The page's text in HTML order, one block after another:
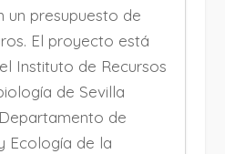
un presupuesto de
El proyecto está
Instituto de Recursos
de Sevilla
de
Ecología de la